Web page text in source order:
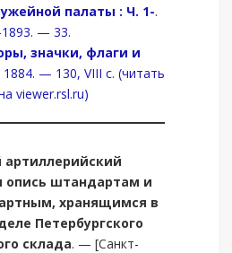
палаты : Ч. 1-.
— 33.
значки, флаги и
— 130, VIII с. (читать
viewer.rsl.ru)
артиллерийский
опись штандартам и
хранящимся в
Петербургского
склада. — [Санкт-